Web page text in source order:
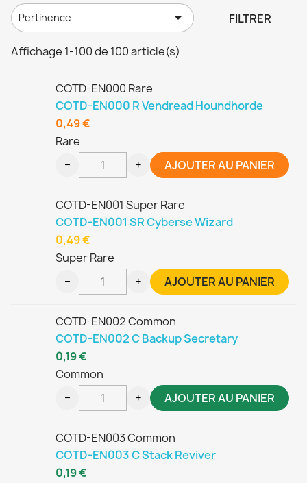
Pertinence  FILTRER
Affichage 1-100 de 100 article(s)
COTD-EN000 Rare
COTD-EN000 R Vendread Houndhorde
Rare
0,49 €
− + AJOUTER AU PANIER
COTD-EN001 Super Rare
COTD-EN001 SR Cyberse Wizard
Super Rare
0,49 €
− + AJOUTER AU PANIER
COTD-EN002 Common
COTD-EN002 C Backup Secretary
Common
0,19 €
− + AJOUTER AU PANIER
COTD-EN003 Common
COTD-EN003 C Stack Reviver
0,19 €